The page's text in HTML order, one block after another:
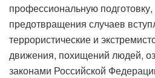
профессиональную подготовку,
предотвращения случаев
террористические и
движения, похищений людей,
законами Российской